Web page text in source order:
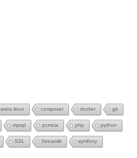
astra linux composer docker git
mysql pcmcia php python
SSL Streamlit symfony